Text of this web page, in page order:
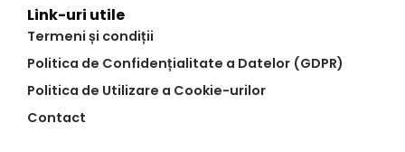
Link-uri utile
Termeni și condiții
Politica de Confidențialitate a Datelor (GDPR)
Politica de Utilizare a Cookie-urilor
Contact